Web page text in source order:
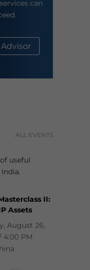
can
ALL EVENTS
useful
II:
Assets
August 26,
4:00 PM